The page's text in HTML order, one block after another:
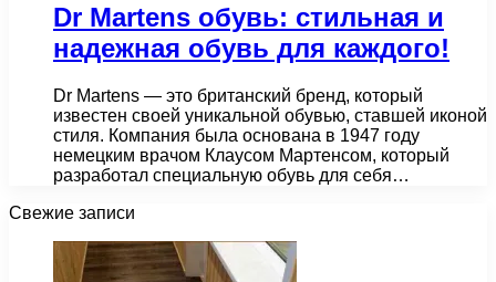
Dr Martens обувь: стильная и
надежная обувь для каждого!
Dr Martens — это британский бренд, который
известен своей уникальной обувью, ставшей иконой
стиля. Компания была основана в 1947 году
немецким врачом Клаусом Мартенсом, который
разработал специальную обувь для себя…
Свежие записи